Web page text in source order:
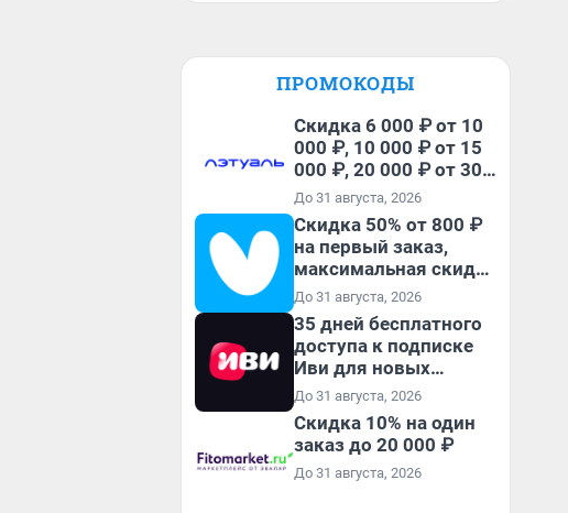
ПРОМОКОДЫ
Скидка 6 000 ₽ от 10
000 ₽, 10 000 ₽ от 15
000 ₽, 20 000 ₽ от 30
000 ₽ и 35 000 ₽ от 50
000 ₽ на первый и все
повторные заказы по
промокоду НАБЕРИ
До 31 августа, 2026
Скидка 50% от 800 ₽
на первый заказ,
максимальная скидка
600 ₽
До 31 августа, 2026
35 дней бесплатного
доступа к подписке
Иви для новых
пользователей
До 31 августа, 2026
Скидка 10% на один
заказ до 20 000 ₽
До 31 августа, 2026